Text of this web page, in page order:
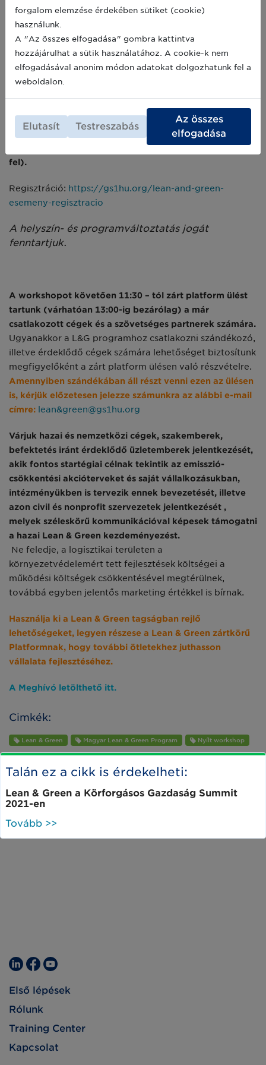
11:00 –11:20 Fenntarthatósági törekvések az IKEA
áruházi logisztikájában
Majdanics Bernadett, logisztikai
projektmenedzser, IKEA Hungary
Az eseményhez online platformon vagy személyesen
lehet csatlakozni (a helyszínen a létszám maximum 50
fő, a szabad helyeket a regisztráció sorrendjében töltjük
fel).
Regisztráció: https://gs1hu.org/lean-and-green-
esemeny-regisztracio
A helyszín- és programváltoztatás jogát
fenntartjuk.
A workshopot követően 11:30 – tól zárt platform ülést
tartunk (várhatóan 13:00-ig bezárólag) a már
csatlakozott cégek és a szövetséges partnerek számára.
Ugyanakkor a L&G programhoz csatlakozni szándékozó,
illetve érdeklődő cégek számára lehetőséget biztosítunk
megfigyelőként a zárt platform ülésen való részvételre.
Amennyiben szándékában áll részt venni ezen az ülésen
is, kérjük előzetesen jelezze számunkra az alábbi e-mail
címre: lean&green@gs1hu.org
Várjuk hazai és nemzetközi cégek, szakemberek,
befektetés iránt érdeklődő üzletemberek jelentkezését,
akik fontos startégiai célnak tekintik az emisszió-
csökkentési akcióterveket és saját vállalkozásukban,
intézményükben is tervezik ennek bevezetését, illetve
azon civil és nonprofit szervezetek jelentkezését ,
melyek széleskörű kommunikációval képesek támogatni
a hazai Lean & Green kezdeményezést.
Ne feledje, a logisztikai területen a
környezetvédelemért tett fejlesztések költségei a
működési költségek csökkentésével megtérülnek,
továbbá egyben jelentős marketing értékkel is bírnak.
Használja ki a Lean & Green tagságban rejlő
lehetőségeket, legyen részese a Lean & Green zártkörű
Platformnak, hogy további ötletekhez juthasson
vállalata fejlesztéséhez.
A Meghívó letölthető itt.
Cimkék:
Lean & Green Magyar Lean & Green Program Nyílt workshop
Talán ez a cikk is érdekelheti:
Lean & Green a Körforgásos Gazdaság Summit
2021-en
Tovább >>
Első lépések
Rólunk
Training Center
Kapcsolat
forgalom elemzése érdekében sütiket (cookie)
használunk.
A "Az összes elfogadása" gombra kattintva
hozzájárulhat a sütik használatához. A cookie-k nem
elfogadásával anonim módon adatokat dolgozhatunk fel a
weboldalon.
Elutasít Testreszabás
Az összes
elfogadása